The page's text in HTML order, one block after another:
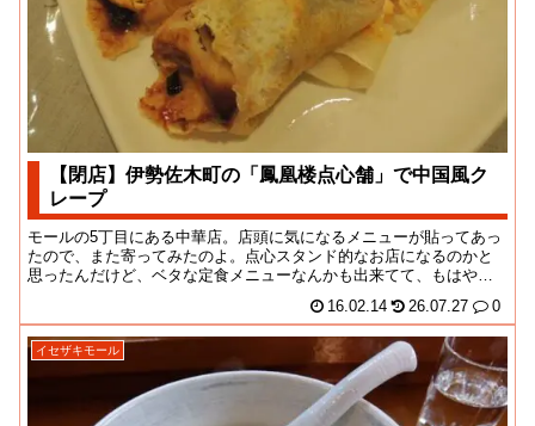
【閉店】伊勢佐木町の「鳳凰楼点心舗」で中国風ク
レープ
モールの5丁目にある中華店。店頭に気になるメニューが貼ってあっ
たので、また寄ってみたのよ。点心スタンド的なお店になるのかと
思ったんだけど、ベタな定食メニューなんかも出来てて、もはやそ
16.02.14 26.07.27 0
イセザキモール